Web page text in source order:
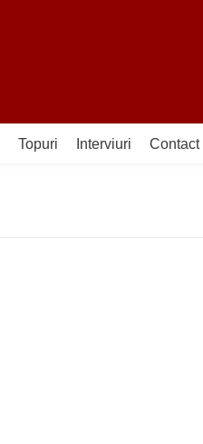
Topuri Interviuri Contact